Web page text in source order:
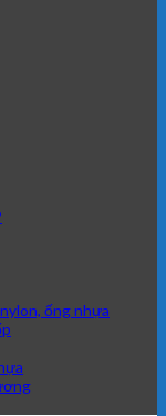
ống nhựa